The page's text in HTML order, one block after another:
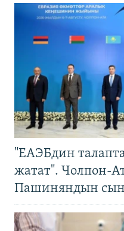
"ЕАЭБдин
жатат". Чолпон-
Пашиняндын